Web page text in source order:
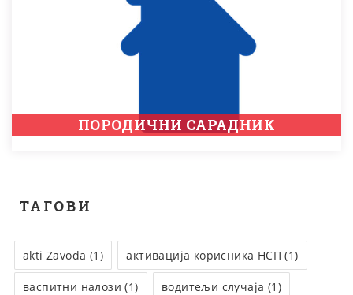
ПОРОДИЧНИ САРАДНИК
ТАГОВИ
akti Zavoda (1) активација корисника НСП (1)
васпитни налози (1) водитељи случаја (1)